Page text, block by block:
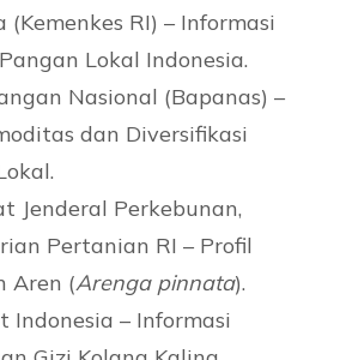
(Kemenkes RI) – Informasi
Lokal Indonesia.
Nasional (Bapanas) –
dan Diversifikasi
Jenderal Perkebunan,
Pertanian RI – Profil
Aren (Arenga pinnata).
Indonesia – Informasi